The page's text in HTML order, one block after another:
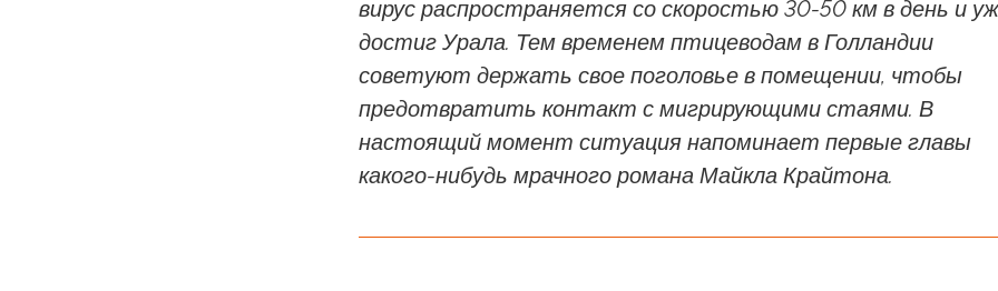
вирус распространяется со скоростью 30-50 км в день и
достиг Урала. Тем временем птицеводам в Голландии
советуют держать свое поголовье в помещении, чтобы
предотвратить контакт с мигрирующими стаями. В
настоящий момент ситуация напоминает первые главы
какого-нибудь мрачного романа Майкла Крайтона.